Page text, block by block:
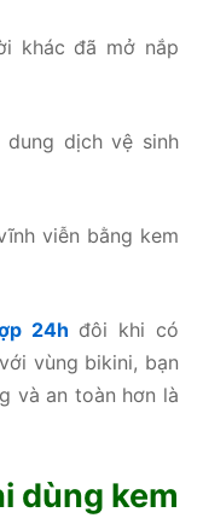
khác đã mở nắp
dịch vệ sinh
viễn bằng kem
24h đôi khi có
vùng bikini, bạn
và an toàn hơn là
dùng kem